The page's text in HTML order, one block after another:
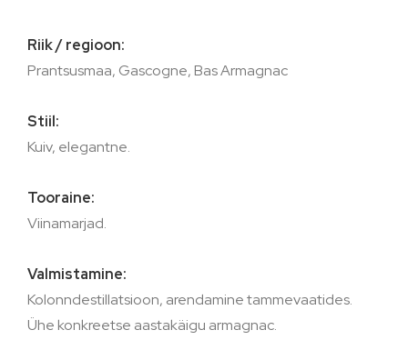
Riik / regioon:
Prantsusmaa, Gascogne, Bas Armagnac
Stiil:
Kuiv, elegantne.
Tooraine:
Viinamarjad.
Valmistamine:
Kolonndestillatsioon, arendamine tammevaatides.
Ühe konkreetse aastakäigu armagnac.